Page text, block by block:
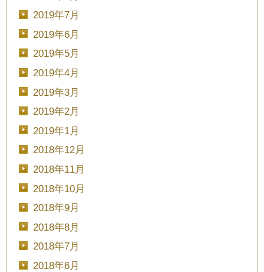
2019年7月
2019年6月
2019年5月
2019年4月
2019年3月
2019年2月
2019年1月
2018年12月
2018年11月
2018年10月
2018年9月
2018年8月
2018年7月
2018年6月